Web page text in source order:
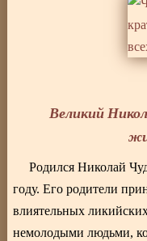
Великий
Родился Николай
году. Его родители
влиятельных
немолодыми людьми,